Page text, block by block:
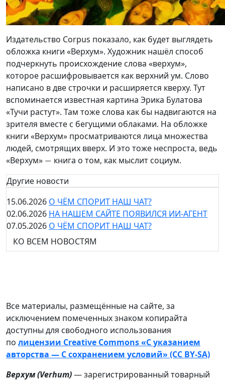
Издательство Corpus показало, как будет выглядеть
обложка книги «Верхум». Художник нашёл способ
подчеркнуть происхождение слова «верхум»,
которое расшифровывается как верхний ум. Слово
написано в две строчки и расширяется кверху. Тут
вспоминается известная картина Эрика Булатова
«Тучи растут». Там тоже слова как бы надвигаются на
зрителя вместе с бегущими облаками. На обложке
книги «Верхум» просматриваются лица множества
людей, смотрящих вверх. И это тоже неспроста, ведь
«Верхум» — книга о том, как мыслит социум.
Другие новости
15.06.2026 О ЧЁМ СПОРИТ НАШ ЧАТ?
02.06.2026 НА НАШЕМ САЙТЕ ПОЯВИЛСЯ ИИ-АГЕНТ
07.05.2026 О ЧЁМ СПОРИТ НАШ ЧАТ?
КО ВСЕМ НОВОСТЯМ
Все материалы, размещённые на сайте, за
исключением помеченных знаком копирайта
доступны для свободного использования
по лицензии Creative Commons «С указанием
авторства — С сохранением условий» (CC BY-SA)
Верхум (Verhum)— зарегистрированный товарный